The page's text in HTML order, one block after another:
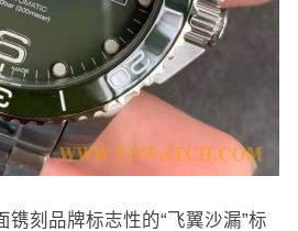
镌刻品牌标志性的“飞翼沙漏”标